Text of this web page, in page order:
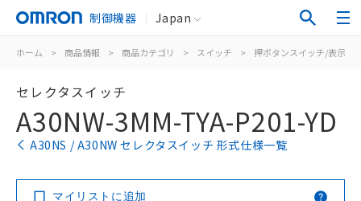
制御機器 Japan
ホーム > 商品情報 > 商品カテゴリ > スイッチ > 押ボタンスイッチ/表示灯
セレクタスイッチ
A30NW-3MM-TYA-P201-YD
A30NS / A30NW セレクタスイッチ 形式仕様一覧
マイリストに追加